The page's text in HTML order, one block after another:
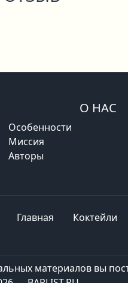
О НАС
Особенности
Миссия
Авторы
Главная Коктейли
материалов вы